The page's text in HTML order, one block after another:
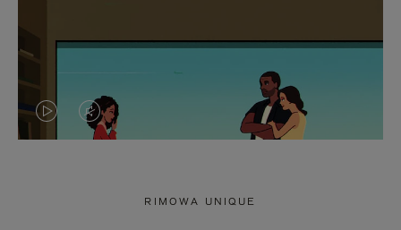
VIDEOVIDEO
RIMOWA UNIQUE